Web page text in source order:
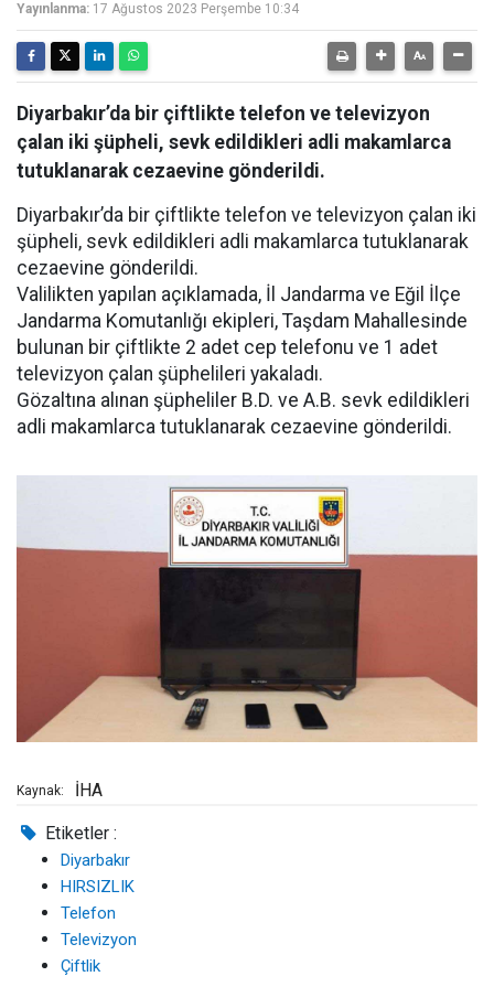
Yayınlanma: 17 Ağustos 2023 Perşembe 10:34
Diyarbakır’da bir çiftlikte telefon ve televizyon
çalan iki şüpheli, sevk edildikleri adli makamlarca
tutuklanarak cezaevine gönderildi.
Diyarbakır’da bir çiftlikte telefon ve televizyon çalan iki
şüpheli, sevk edildikleri adli makamlarca tutuklanarak
cezaevine gönderildi.
Valilikten yapılan açıklamada, İl Jandarma ve Eğil İlçe
Jandarma Komutanlığı ekipleri, Taşdam Mahallesinde
bulunan bir çiftlikte 2 adet cep telefonu ve 1 adet
televizyon çalan şüphelileri yakaladı.
Gözaltına alınan şüpheliler B.D. ve A.B. sevk edildikleri
adli makamlarca tutuklanarak cezaevine gönderildi.
Kaynak: İHA
Etiketler :
Diyarbakır
HIRSIZLIK
Telefon
Televizyon
Çiftlik